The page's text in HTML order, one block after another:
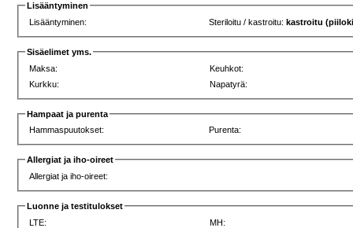
Lisääntyminen
Lisääntyminen:
Steriloitu / kastroitu:kastroitu
Sisäelimet yms.
Maksa:
Keuhkot:
Kurkku:
Napatyrä:
Hampaat ja purenta
Hammaspuutokset:
Purenta:
Allergiat ja iho-oireet
Allergiat ja iho-oireet:
Luonne ja testitulokset
LTE:
MH: